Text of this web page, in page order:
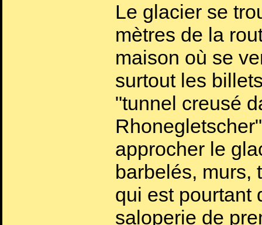
Le glacier se
mètres de la
maison où se
surtout les
"tunnel creusé
approcher le
barbelés, murs,
qui est pourtant
saloperie de